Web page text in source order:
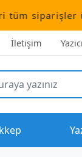
ücretsiz
İletişim